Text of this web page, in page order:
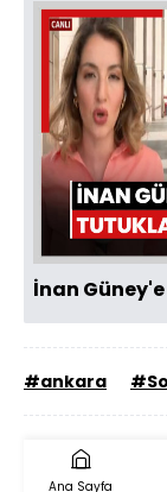
İnan
#ankara
Ana Sayfa